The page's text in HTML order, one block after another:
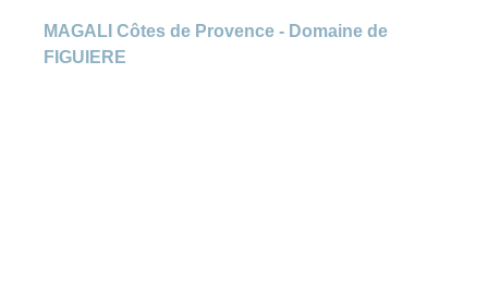
MAGALI Côtes de Provence - Domaine de
FIGUIERE